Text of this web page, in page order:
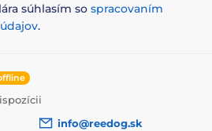
senzor ho zaznamená.
schová krmivo pred
ktorí by sa mohli ku granulám
granúl.
súhlasím so spracovaním
.
info@reedog.sk